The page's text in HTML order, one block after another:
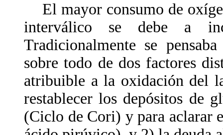
El mayor consumo de
interválico se debe a
Tradicionalmente se
sobre todo de dos factores
atribuible a la oxidación del
restablecer los depósitos de
(Ciclo de Cori) y para aclarar